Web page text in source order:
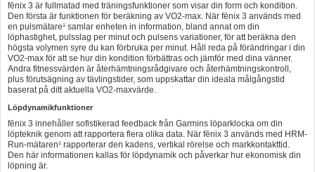
fēnix 3 är fullmatad med träningsfunktioner som visar din form och kondition.
Den första är funktionen för beräkning av VO2-max. När fēnix 3 används med
en pulsmätare¹ samlar enheten in information, bland annat om din
löphastighet, pulsslag per minut och pulsens variationer, för att beräkna den
högsta volymen syre du kan förbruka per minut. Håll reda på förändringar i din
VO2-max för att se hur din kondition förbättras och jämför med dina vänner.
Andra fitnessvärden är återhämtningsrådgivare och återhämtningskontroll,
plus förutsägning av tävlingstider, som uppskattar din ideala målgångstid
baserat på ditt aktuella VO2-maxvärde.
Löpdynamikfunktioner
fēnix 3 innehåller sofistikerad feedback från Garmins löparklocka om din
löpteknik genom att rapportera flera olika data. När fēnix 3 används med HRM-
Run-mätaren¹ rapporterar den kadens, vertikal rörelse och markkontakttid.
Den här informationen kallas för löpdynamik och påverkar hur ekonomisk din
löpning är.